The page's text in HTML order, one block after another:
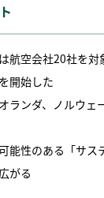
航空会社20社を対
開始した
ランダ、ノルウェ
能性のある「サス
がる